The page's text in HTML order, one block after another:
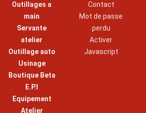
Outillages a
main
Servante
atelier
Outillage auto
Usinage
Boutique Beta
E.P.I
Equipement
Atelier
Contact
Mot de passe
perdu
Activer
Javascript